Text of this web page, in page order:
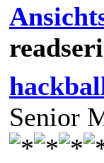
Senior